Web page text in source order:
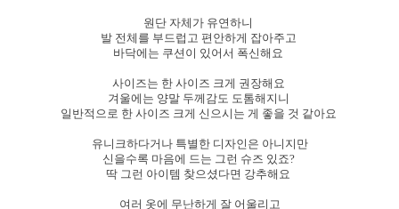
원단 자체가 유연하니
발 전체를 부드럽고 편안하게 잡아주고
바닥에는 쿠션이 있어서 폭신해요
사이즈는 한 사이즈 크게 권장해요
겨울에는 양말 두께감도 도톰해지니
일반적으로 한 사이즈 크게 신으시는 게 좋을 것 같아요
유니크하다거나 특별한 디자인은 아니지만
신을수록 마음에 드는 그런 슈즈 있죠?
딱 그런 아이템 찾으셨다면 강추해요
여러 옷에 무난하게 잘 어울리고